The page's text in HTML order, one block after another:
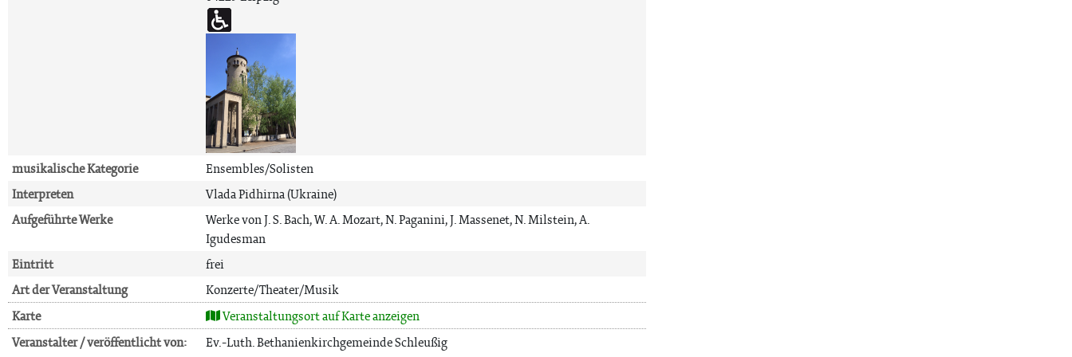
musikalische Kategorie
Ensembles/Solisten
Interpreten
Vlada Pidhirna (Ukraine)
Aufgeführte Werke
Werke von J. S. Bach, W. A. Mozart, N. Paganini, J. Massenet, N. Milstein, A.
Igudesman
Eintritt
frei
Art der Veranstaltung
Konzerte/Theater/Musik
Karte
Veranstaltungsort auf Karte anzeigen
Veranstalter / veröffentlicht von:
Ev.-Luth. Bethanienkirchgemeinde Schleußig